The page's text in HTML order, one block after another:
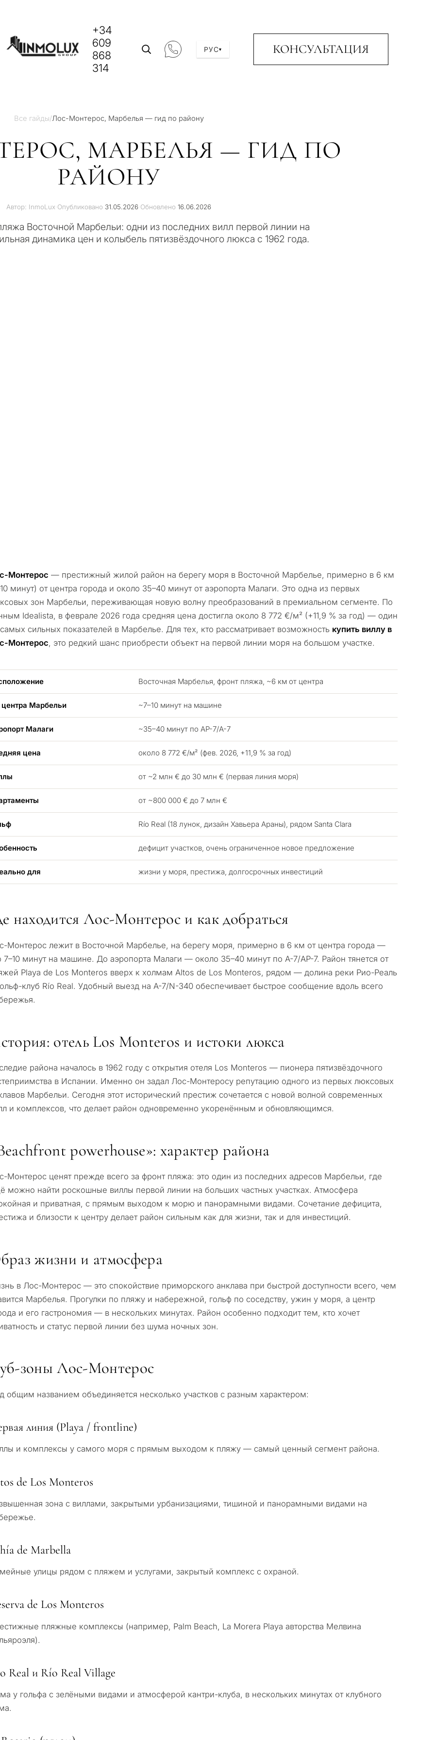
+34
609
868
314
РУС▾ КОНСУЛЬТАЦИЯ
Все гайды/Лос-Монтерос, Марбелья — гид по району
МАРБЕЛЬЯ — ГИД ПО
РАЙОНУ
Автор: InmoLux·Опубликовано 31.05.2026·Обновлено 16.06.2026
Восточной Марбельи: одни из последних вилл первой линии на
динамика цен и колыбель пятизвёздочного люкса с 1962 года.
Монтерос — престижный жилой район на берегу моря в Восточной Марбелье, примерно в 6 км
минут) от центра города и около 35–40 минут от аэропорта Малаги. Это одна из первых
зон Марбельи, переживающая новую волну преобразований в премиальном сегменте. По
Idealista, в феврале 2026 года средняя цена достигла около 8 772 €/м² (+11,9 % за год) — один
сильных показателей в Марбелье. Для тех, кто рассматривает возможность купить виллу в
Монтерос, это редкий шанс приобрести объект на первой линии моря на большом участке.
Восточная Марбелья, фронт пляжа, ~6 км от центра
Марбельи ~7–10 минут на машине
Малаги ~35–40 минут по AP-7/A-7
цена около 8 772 €/м² (фев. 2026, +11,9 % за год)
от ~2 млн € до 30 млн € (первая линия моря)
от ~800 000 € до 7 млн €
Río Real (18 лунок, дизайн Хавьера Араны), рядом Santa Clara
дефицит участков, очень ограниченное новое предложение
для жизни у моря, престижа, долгосрочных инвестиций
находится Лос-Монтерос и как добраться
Монтерос лежит в Восточной Марбелье, на берегу моря, примерно в 6 км от центра города —
7–10 минут на машине. До аэропорта Малаги — около 35–40 минут по A-7/AP-7. Район тянется от
Playa de Los Monteros вверх к холмам Altos de Los Monteros, рядом — долина реки Рио-Реаль
клуб Río Real. Удобный выезд на A-7/N-340 обеспечивает быстрое сообщение вдоль всего
отель Los Monteros и истоки люкса
района началось в 1962 году с открытия отеля Los Monteros — пионера пятизвёздочного
в Испании. Именно он задал Лос-Монтеросу репутацию одного из первых люксовых
Марбельи. Сегодня этот исторический престиж сочетается с новой волной современных
и комплексов, что делает район одновременно укоренённым и обновляющимся.
powerhouse»: характер района
Монтерос ценят прежде всего за фронт пляжа: это один из последних адресов Марбельи, где
можно найти роскошные виллы первой линии на больших частных участках. Атмосфера
и приватная, с прямым выходом к морю и панорамными видами. Сочетание дефицита,
и близости к центру делает район сильным как для жизни, так и для инвестиций.
жизни и атмосфера
в Лос-Монтерос — это спокойствие приморского анклава при быстрой доступности всего, чем
Марбелья. Прогулки по пляжу и набережной, гольф по соседству, ужин у моря, а центр
и его гастрономия — в нескольких минутах. Район особенно подходит тем, кто хочет
и статус первой линии без шума ночных зон.
зоны Лос-Монтерос
общим названием объединяется несколько участков с разным характером:
линия (Playa / frontline)
и комплексы у самого моря с прямым выходом к пляжу — самый ценный сегмент района.
de Los Monteros
зона с виллами, закрытыми урбанизациями, тишиной и панорамными видами на
de Marbella
улицы рядом с пляжем и услугами, закрытый комплекс с охраной.
de Los Monteros
пляжные комплексы (например, Palm Beach, La Morera Playa авторства Мелвина
Real и Río Real Village
у гольфа с зелёными видами и атмосферой кантри-клуба, в нескольких минутах от клубного
подборка
— мы подберём
запрос с учётом
• Под ваш
Марбелье?
Первая или вторая резиденция для себя
Переезд и постоянное проживание
Продажа моей недвижимости
← Назад Далее →
с вами в
Интересует *
ЗАПРОСИТЬ КОНСУЛЬТАЦИЮ
Отправляя, вы соглашаетесь с политикой конфиденциальности